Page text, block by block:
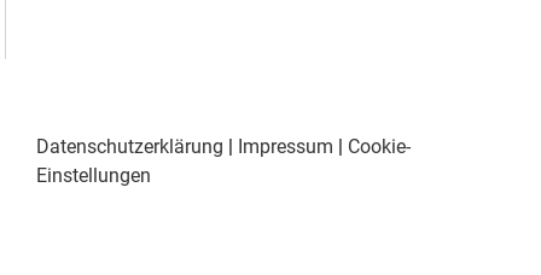
Datenschutzerklärung | Impressum | Cookie-
Einstellungen